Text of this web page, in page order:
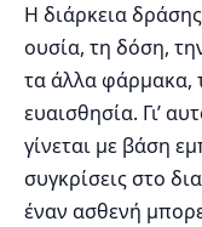
Η διάρκεια
ουσία, τη δόση,
τα άλλα φάρμακα,
ευαισθησία. Γι’
γίνεται με βάση
συγκρίσεις στο
έναν ασθενή